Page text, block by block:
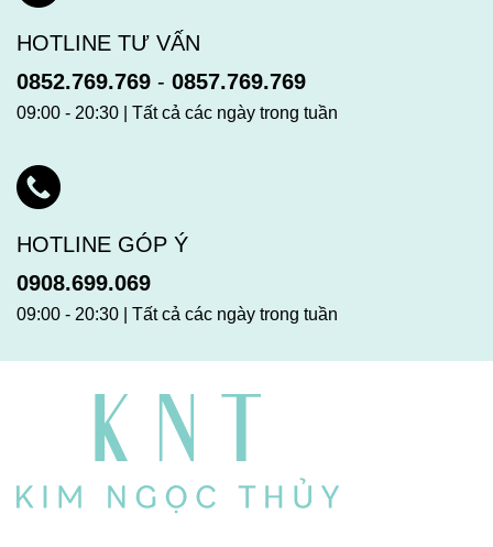
HOTLINE TƯ VẤN
0852.769.769 - 0857.769.769
09:00 - 20:30 | Tất cả các ngày trong tuần
HOTLINE GÓP Ý
0908.699.069
09:00 - 20:30 | Tất cả các ngày trong tuần